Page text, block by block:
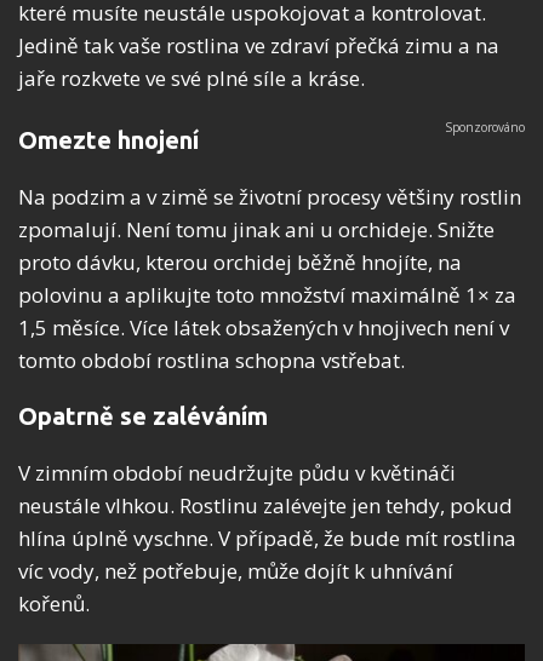
které musíte neustále uspokojovat a kontrolovat.
Jedině tak vaše rostlina ve zdraví přečká zimu a na
jaře rozkvete ve své plné síle a kráse.
Omezte hnojení
Na podzim a v zimě se životní procesy většiny rostlin
zpomalují. Není tomu jinak ani u orchideje. Snižte
proto dávku, kterou orchidej běžně hnojíte, na
polovinu a aplikujte toto množství maximálně 1× za
1,5 měsíce. Více látek obsažených v hnojivech není v
tomto období rostlina schopna vstřebat.
Opatrně se zaléváním
V zimním období neudržujte půdu v květináči
neustále vlhkou. Rostlinu zalévejte jen tehdy, pokud
hlína úplně vyschne. V případě, že bude mít rostlina
víc vody, než potřebuje, může dojít k uhnívání
kořenů.